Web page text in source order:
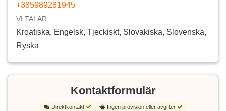
+385989281945
VI TALAR
Kroatiska, Engelsk, Tjeckiskt, Slovakiska, Slovenska,
Ryska
Kontaktformulär
Direktkontakt Ingen provision eller avgifter